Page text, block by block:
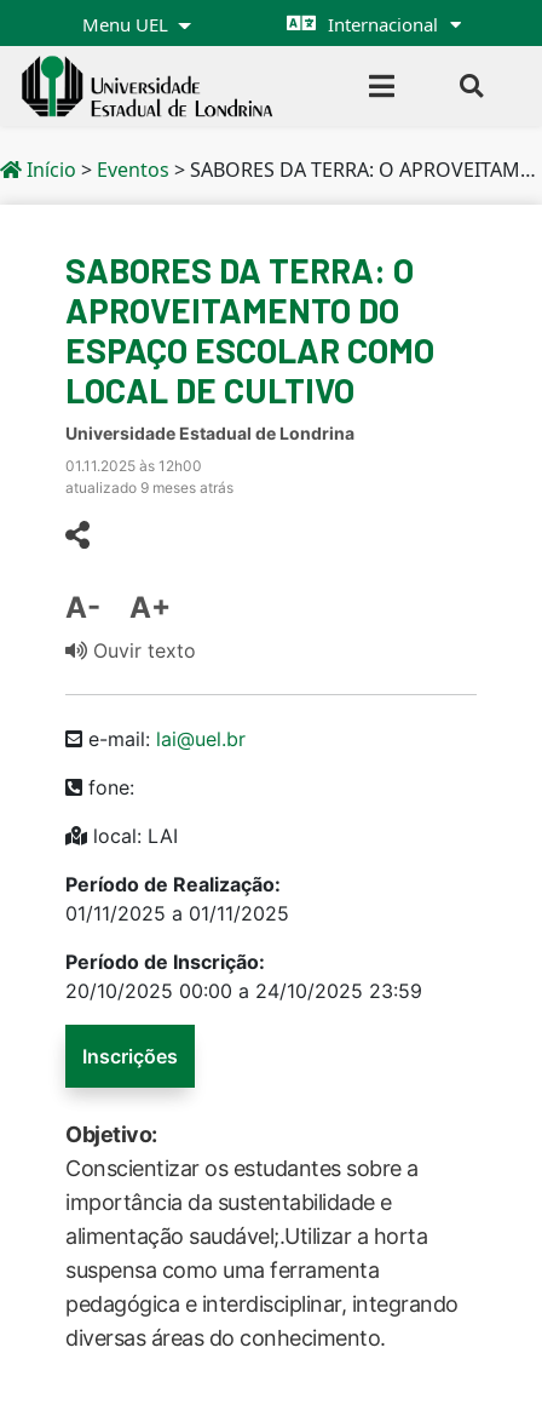
Menu UEL Internacional
Início > Eventos >SABORES DA TERRA: O APROVEITAMENTO DO ESPAÇO ESCOLAR COMO LOCAL DE CULTIVO
SABORES DA TERRA: O
APROVEITAMENTO DO
ESPAÇO ESCOLAR COMO
LOCAL DE CULTIVO
Universidade Estadual de Londrina
01.11.2025 às 12h00
atualizado 9 meses atrás
A- A+
Ouvir texto
e-mail: lai@uel.br
fone:
local: LAI
Período de Realização:
01/11/2025 a 01/11/2025
Período de Inscrição:
20/10/2025 00:00 a 24/10/2025 23:59
Inscrições
Objetivo:
Conscientizar os estudantes sobre a
importância da sustentabilidade e
alimentação saudável;.Utilizar a horta
suspensa como uma ferramenta
pedagógica e interdisciplinar, integrando
diversas áreas do conhecimento.